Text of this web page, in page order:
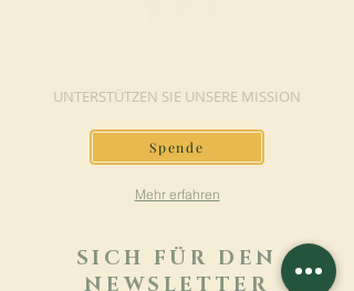
UNTERSTÜTZEN SIE UNSERE MISSION
Spende
Mehr erfahren
SICH FÜR DEN
NEWSLETTER